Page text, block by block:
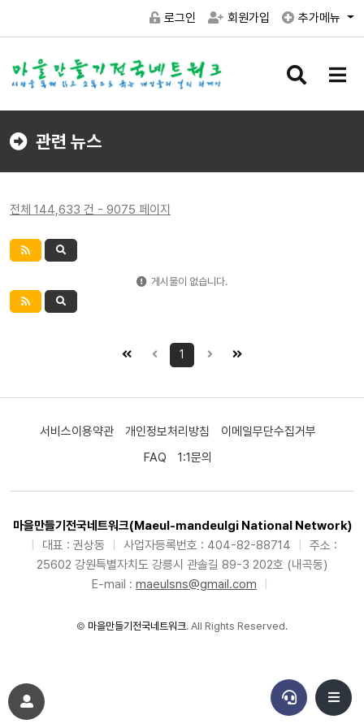
로그인 회원가입 추가메뉴
검
버
메
버
관련 뉴스
전체 144,633 건 - 9075 페이지
게시물이 없습니다.
1
서비스이용약관 개인정보처리방침
이메일무단수집거부
FAQ
1:1문의
마을만들기전국네트워크(Maeul-mandeulgi National Network)
대표 : 권상동 사업자등록번호 : 404-82-88714
주소 :
25602 강원특별자치도 강릉시 관솔길 89-3 202호 (내곡동)
E-mail : maeulsns@gmail.com
© 마을만들기전국네트워크. All Rights Reserved.